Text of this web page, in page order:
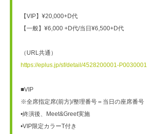
【VIP】¥20,000+D代
【一般】¥6,000 +D代/当日¥6,500+D代
https://eplus.jp/sf/detail/4528200001-P0030001
■VIP
※全席指定席(前方)/整理番号＝当日の座席番号
•終演後、Meet&Greet実施
•VIP限定カラーT付き